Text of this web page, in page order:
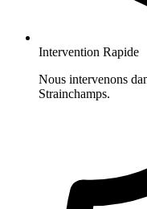
Intervention Rapide
Nous intervenons
Strainchamps.